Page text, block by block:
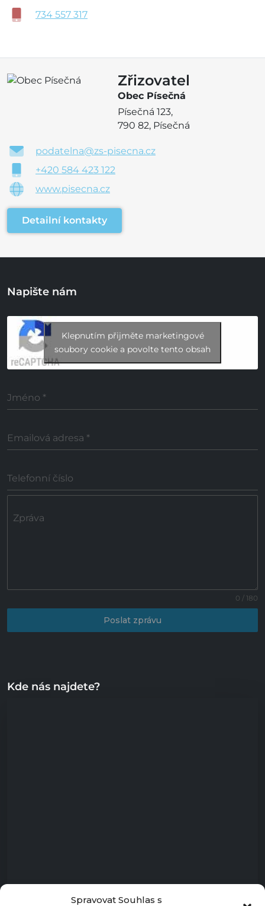
Spravovat Souhlas s
734 557 317
Zřizovatel
Obec Písečná
Písečná 123,
790 82, Písečná
podatelna@zs-pisecna.cz
+420 584 423 122
www.pisecna.cz
Detailní kontakty
Napište nám
Klepnutím přijměte marketingové
soubory cookie a povolte tento obsah
Jméno *
Emailová adresa *
Telefonní číslo
Zpráva
0 / 180
Poslat zprávu
Kde nás najdete?